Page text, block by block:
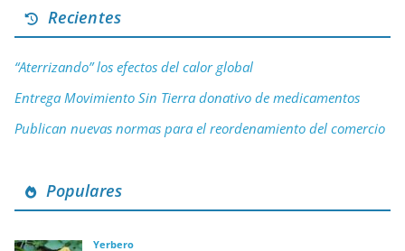
Recientes
“Aterrizando” los efectos del calor global
Entrega Movimiento Sin Tierra donativo de medicamentos
Publican nuevas normas para el reordenamiento del comercio
Populares